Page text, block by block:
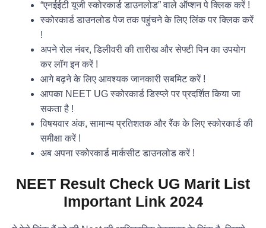
“एनईईटी यूजी स्कोरकार्ड डाउनलोड” वाले ऑप्शन पे क्लिक करें !
स्कोरकार्ड डाउनलोड पेज तक पहुंचने के लिए लिंक पर क्लिक करें
!
अपने रोल नंबर, डिलीवरी की तारीख और सेफ्टी पिन का उपयोग
कर लॉग इन करें !
आगे बढ़ने के लिए आवश्यक जानकारी सबमिट करें !
आपका NEET UG स्कोरकार्ड डिस्प्ले पर प्रदर्शित किया जा
सकता है !
विषयवार अंक, सामान्य प्रतिशतक और रैंक के लिए स्कोरकार्ड की
समीक्षा करें !
अब अपना स्कोरकार्ड मार्कसीट डाउनलोड करें !
NEET Result Check UG Marit List
Important Link 2024